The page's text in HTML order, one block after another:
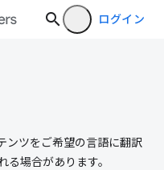
ログイン
ンツをご希望の言語に翻訳
る場合があります。